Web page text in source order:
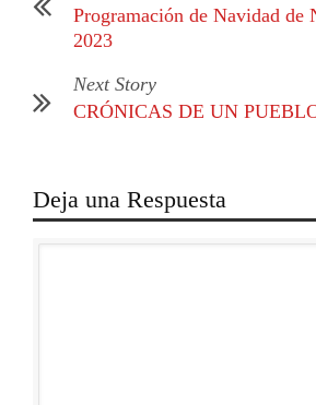
Programación de Navidad de
2023
Next Story
CRÓNICAS DE UN
Deja una Respuesta